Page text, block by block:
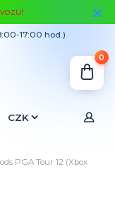
CZK
17:00 hod.)
0
PGA Tour 12 (Xbox